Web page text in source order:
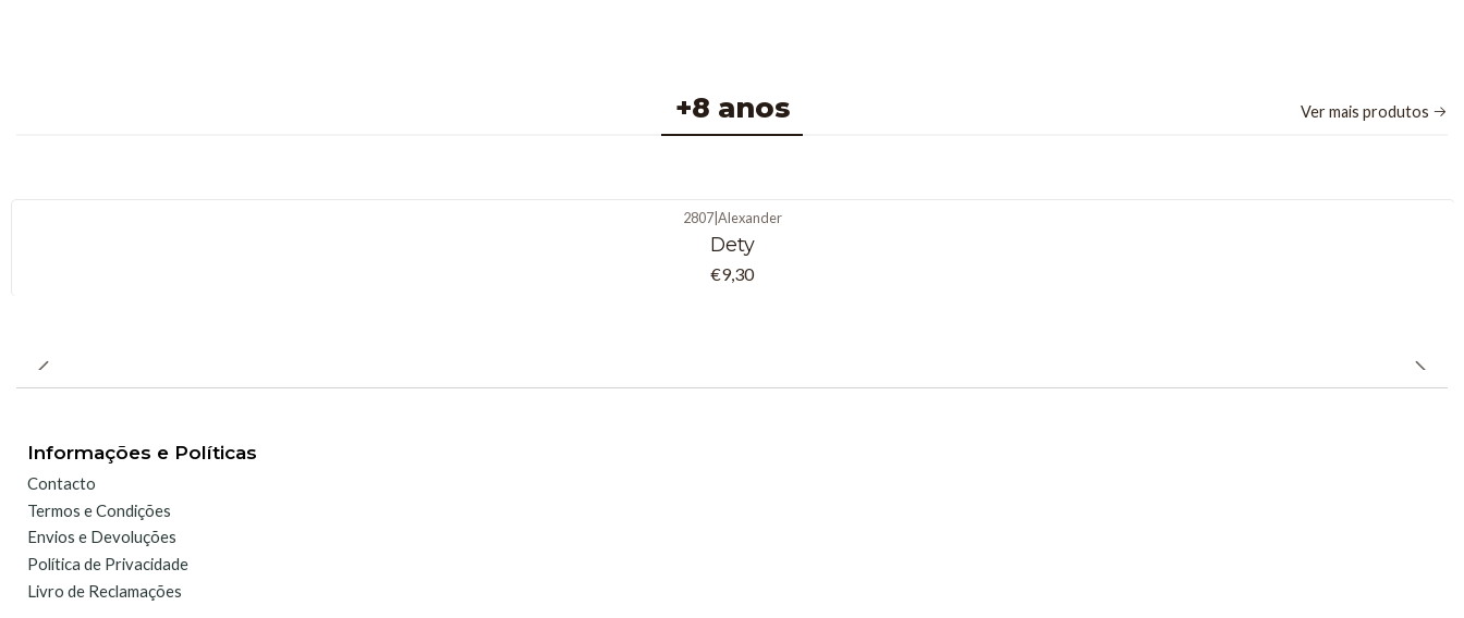
+8 anos Ver mais produtos
2807|Alexander
Dety
€9,30
Informações e Políticas
Contacto
Termos e Condições
Envios e Devoluções
Política de Privacidade
Livro de Reclamações